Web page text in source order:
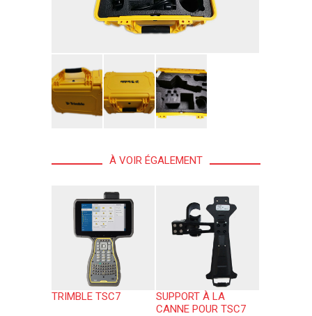
À VOIR ÉGALEMENT
TRIMBLE TSC7
SUPPORT À LA
CANNE POUR TSC7